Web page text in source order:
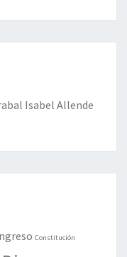
Isabel Allende
Constitución